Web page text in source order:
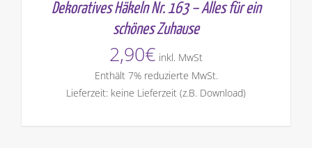
Dekoratives Häkeln Nr. 163 – Alles für ein
schönes Zuhause
2,90€ inkl. MwSt
Enthält 7% reduzierte MwSt.
Lieferzeit: keine Lieferzeit (z.B. Download)